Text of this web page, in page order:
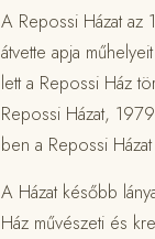
A Repossi Házat az
átvette apja
lett a Repossi Ház
Repossi Házat,
ben a Repossi
A Házat később
Ház művészeti és